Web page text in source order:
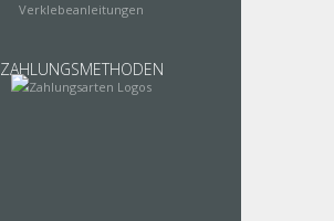
Verklebeanleitungen
ZAHLUNGSMETHODEN